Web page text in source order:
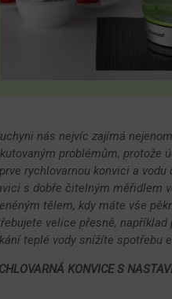
nás nejvíc zajímá
problémům, protože
rychlovarnou konvici a
s dobře čitelným měřidlem
tělem, kdy máte vše
velice přesně,
teplé vody snížíte spotřebu
KONVICE S